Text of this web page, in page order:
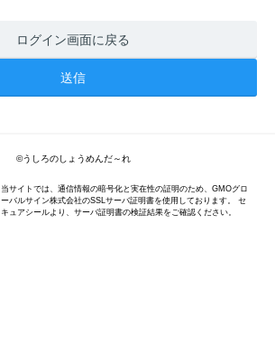
ログイン画面に戻る
©うしろのしょうめんだ～れ
当サイトでは、通信情報の暗号化と実在性の証明のため、GMOグロ
ーバルサイン株式会社のSSLサーバ証明書を使用しております。 セ
キュアシールより、サーバ証明書の検証結果をご確認ください。